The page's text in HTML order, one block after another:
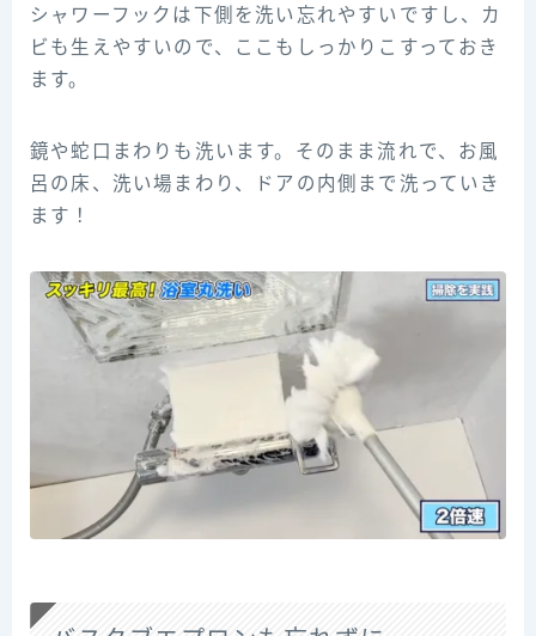
シャワーフックは下側を洗い忘れやすいですし、カ
ビも生えやすいので、ここもしっかりこすっておき
ます。
鏡や蛇口まわりも洗います。そのまま流れで、お風
呂の床、洗い場まわり、ドアの内側まで洗っていき
ます！